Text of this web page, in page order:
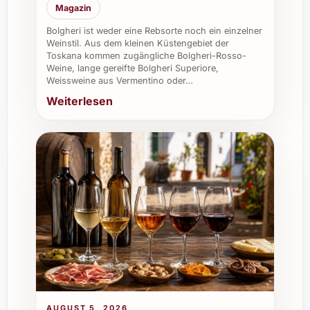
Stimmung.
Sommerfeste: Erfrischend und elegant
als Begleiter zum Grill oder Buffet.
Caterings & Gastronomie:
Eindrucksvolle Auswahl für
anspruchsvolle Gäste.
Vielfalt und Exotik zu bieten.
Weinkeller: Wertvolle Ergänzung für
Sammler und Liebhaber spezieller
Weine.
Firmenevents: Stilvolles Getränk für den
geschäftlichen Anlass, das Gespräche
bereichert.
Magazin
Bolgheri ist weder eine Rebsorte noch ein einzelner
Weinstil. Aus dem kleinen Küstengebiet der
Toskana kommen zugängliche Bolgheri-Rosso-
Weine, lange gereifte Bolgheri Superiore,
Weissweine aus Vermentino oder…
Weiterlesen
AUGUST 5, 2026